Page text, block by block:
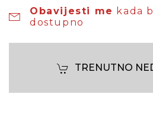
Obavijesti me kada
dostupno
TRENUTNO